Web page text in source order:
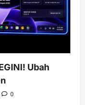
Ubah
0